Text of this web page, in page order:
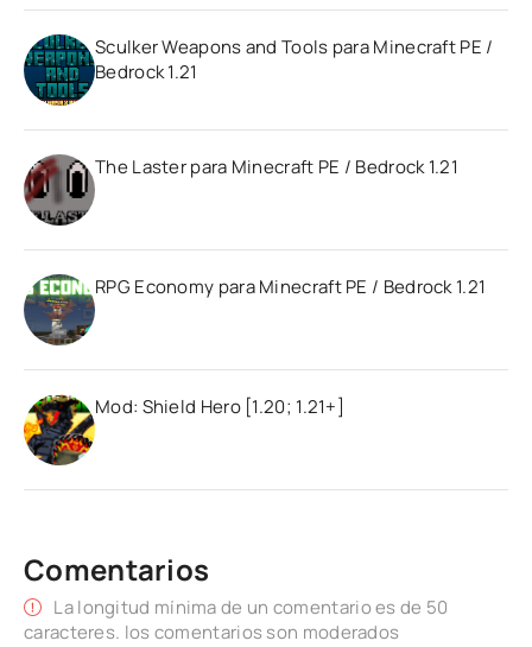
Sculker Weapons and Tools para Minecraft PE /
Bedrock 1.21
The Laster para Minecraft PE / Bedrock 1.21
RPG Economy para Minecraft PE / Bedrock 1.21
Mod: Shield Hero [1.20; 1.21+]
Comentarios
La longitud mínima de un comentario es de 50
caracteres. los comentarios son moderados